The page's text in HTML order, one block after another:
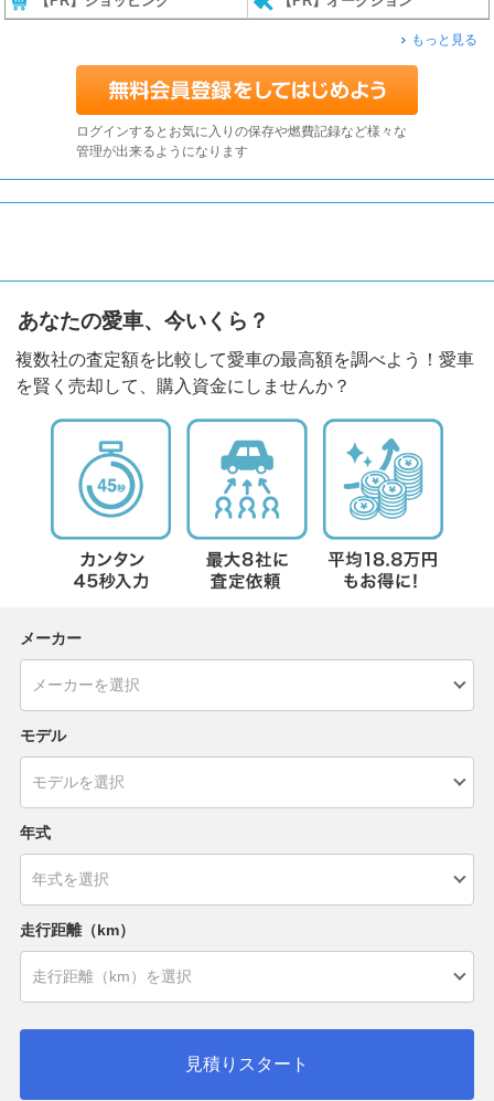
もっと見る
ログインするとお気に入りの保存や燃費記録など様々な
管理が出来るようになります
あなたの愛車、今いくら？
複数社の査定額を比較して愛車の最高額を調べよう！愛車
を賢く売却して、購入資金にしませんか？
メーカー
モデル
年式
走行距離（km）
見積りスタート